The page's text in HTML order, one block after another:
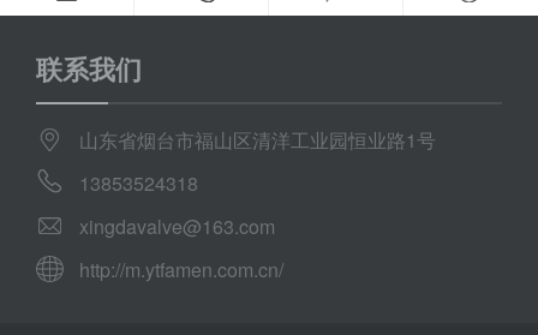
联系我们
山东省烟台市福山区清洋工业园恒业路1号
13853524318
xingdavalve@163.com
http://m.ytfamen.com.cn/